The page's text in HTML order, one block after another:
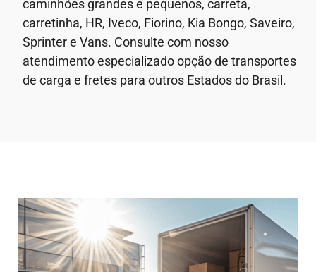
caminhões grandes e pequenos, carreta,
carretinha, HR, Iveco, Fiorino, Kia Bongo, Saveiro,
Sprinter e Vans. Consulte com nosso
atendimento especializado opção de transportes
de carga e fretes para outros Estados do Brasil.